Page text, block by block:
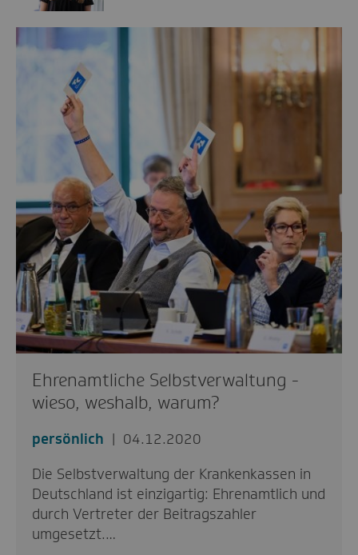
Ehrenamtliche Selbstverwaltung -
wieso, weshalb, warum?
persönlich
04.12.2020
Die Selbstverwaltung der Krankenkassen in
Deutschland ist einzigartig: Ehrenamtlich und
durch Vertreter der Beitragszahler
umgesetzt.…